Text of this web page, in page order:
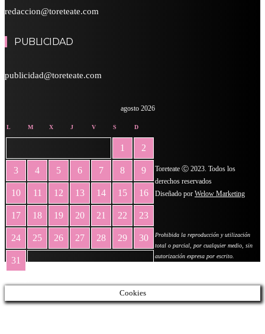
redaccion@toreteate.com
PUBLICIDAD
publicidad@toreteate.com
agosto 2026
L M X J V S D
1 2
3 4 5 6 7 8 9
10 11 12 13 14 15 16
17 18 19 20 21 22 23
24 25 26 27 28 29 30
31
Toreteate Ⓒ 2023. Todos los
derechos reservados
Diseñado por Welow Marketing
Prohibida la reproducción y utilización
total o parcial, por cualquier medio, sin
autorización expresa por escrito.
Cookies